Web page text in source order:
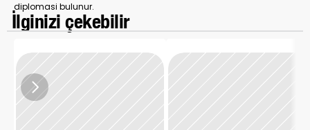
diplomasi bulunur.
İlginizi çekebilir